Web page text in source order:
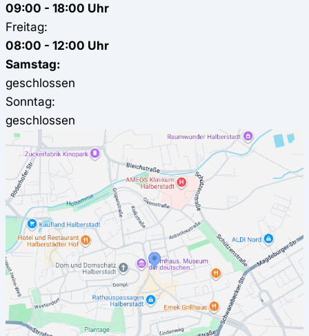
09:00 - 18:00 Uhr
Freitag:
08:00 - 12:00 Uhr
Samstag:
geschlossen
Sonntag:
geschlossen